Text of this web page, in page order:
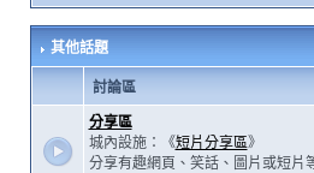
其他話題
討論區
分享區
城內設施：《短片分享區》
分享有趣網頁、笑話、圖片或短片